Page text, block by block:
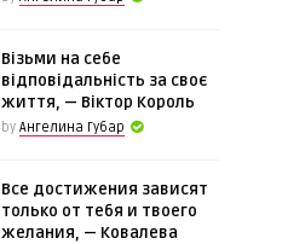
Візьми на себе
відповідальність за своє
життя, — Віктор Король
by Ангелина Губар
Все достижения зависят
только от тебя и твоего
желания, — Ковалева